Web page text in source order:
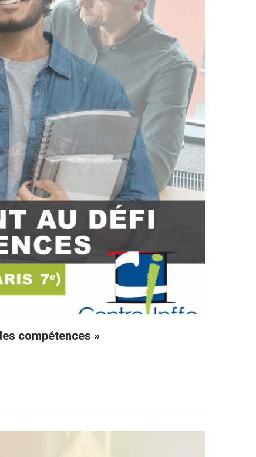
compétences »